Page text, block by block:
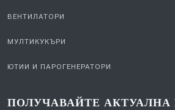
ВЕНТИЛАТОРИ
МУЛТИКУКЪРИ
ЮТИИ И ПАРОГЕНЕРАТОРИ
ПОЛУЧАВАЙТЕ